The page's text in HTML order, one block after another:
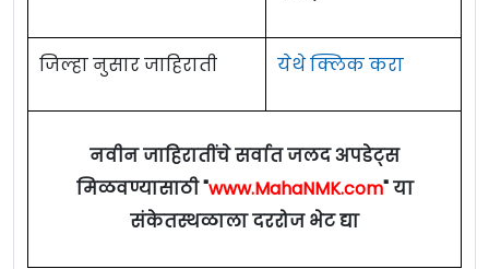
जिल्हा नुसार जाहिराती येथे क्लिक करा
नवीन जाहिरातींचे सर्वात जलद अपडेट्स
मिळवण्यासाठी "www.MahaNMK.com" या
संकेतस्थळाला दररोज भेट द्या